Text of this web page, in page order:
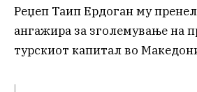
Реџеп Таип Ердоган му
ангажира за зголемување на
турскиот капитал во